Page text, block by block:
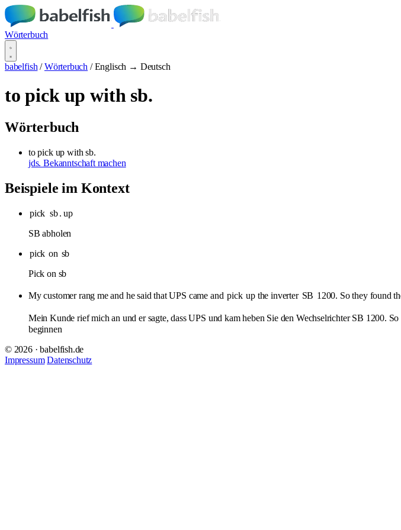
Wörterbuch
babelfish / Wörterbuch / Englisch → Deutsch
to pick up with sb.
Wörterbuch
to pick up with sb.
jds. Bekanntschaft machen
Beispiele im Kontext
pick sb. up
SB abholen
pick on sb
Pick on sb
My customer rang me and he said that UPS came and pick up the inverter SB 1200. So they found
Mein Kunde rief mich an und er sagte, dass UPS und kam heben Sie den Wechselrichter SB
beginnen
© 2026 · babelfish.de
Impressum Datenschutz